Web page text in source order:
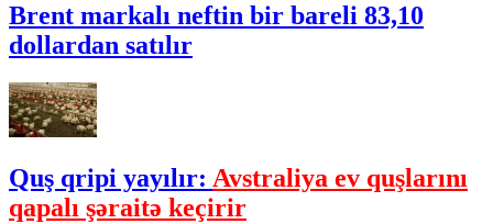
Brent markalı neftin bir bareli 83,10
dollardan satılır
Quş qripi yayılır: Avstraliya ev quşlarını
qapalı şəraitə keçirir